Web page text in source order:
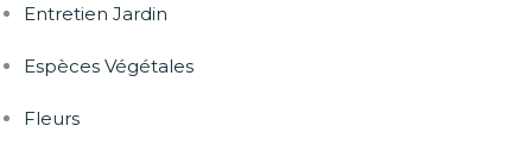
Entretien Jardin
Espèces Végétales
Fleurs